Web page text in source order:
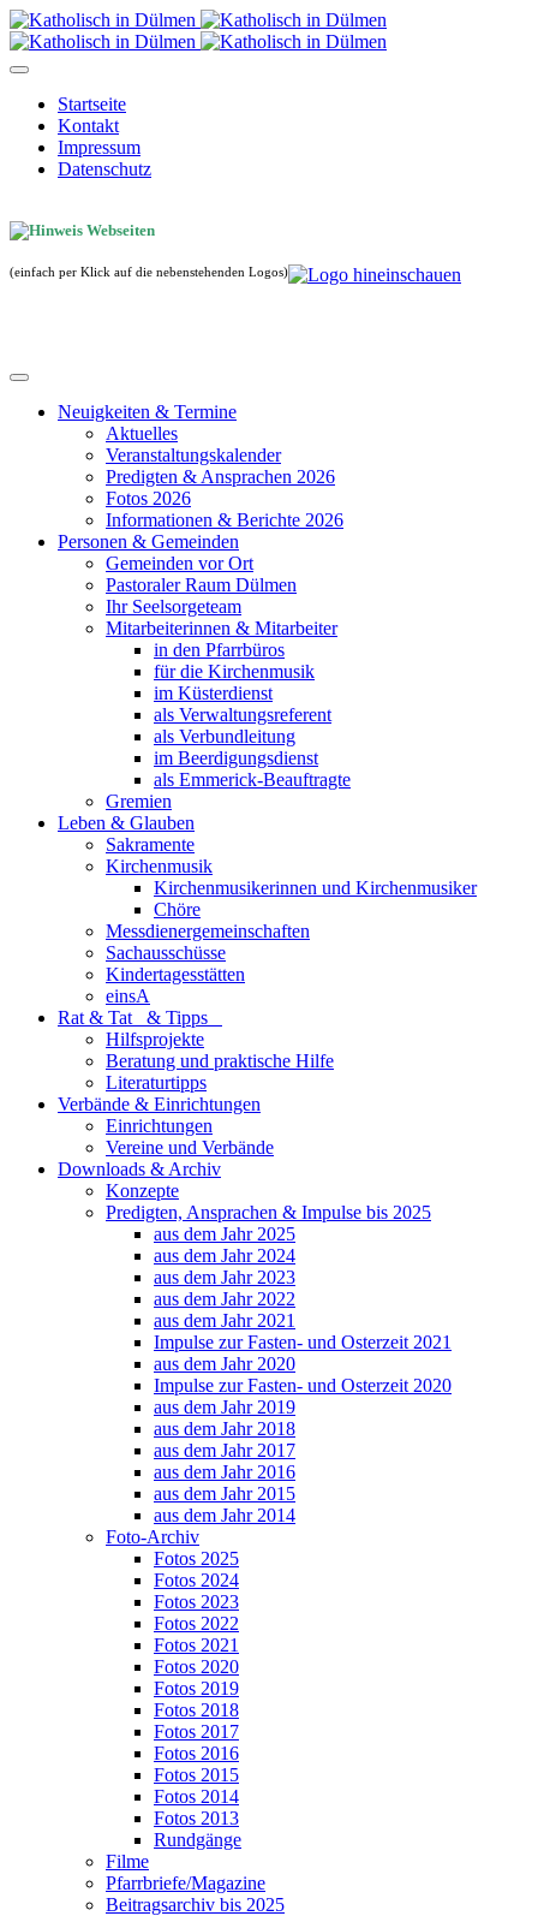
Startseite
Kontakt
Impressum
Datenschutz
(einfach per Klick auf die nebenstehenden Logos)
Neuigkeiten & Termine
Aktuelles
Veranstaltungskalender
Predigten & Ansprachen 2026
Fotos 2026
Informationen & Berichte 2026
Personen & Gemeinden
Gemeinden vor Ort
Pastoraler Raum Dülmen
Ihr Seelsorgeteam
Mitarbeiterinnen & Mitarbeiter
in den Pfarrbüros
für die Kirchenmusik
im Küsterdienst
als Verwaltungsreferent
als Verbundleitung
im Beerdigungsdienst
als Emmerick-Beauftragte
Gremien
Leben & Glauben
Sakramente
Kirchenmusik
Kirchenmusikerinnen und Kirchenmusiker
Chöre
Messdienergemeinschaften
Sachausschüsse
Kindertagesstätten
einsA
Rat & Tat & Tipps
Hilfsprojekte
Beratung und praktische Hilfe
Literaturtipps
Verbände & Einrichtungen
Einrichtungen
Vereine und Verbände
Downloads & Archiv
Konzepte
Predigten, Ansprachen & Impulse bis 2025
aus dem Jahr 2025
aus dem Jahr 2024
aus dem Jahr 2023
aus dem Jahr 2022
aus dem Jahr 2021
Impulse zur Fasten- und Osterzeit 2021
aus dem Jahr 2020
Impulse zur Fasten- und Osterzeit 2020
aus dem Jahr 2019
aus dem Jahr 2018
aus dem Jahr 2017
aus dem Jahr 2016
aus dem Jahr 2015
aus dem Jahr 2014
Foto-Archiv
Fotos 2025
Fotos 2024
Fotos 2023
Fotos 2022
Fotos 2021
Fotos 2020
Fotos 2019
Fotos 2018
Fotos 2017
Fotos 2016
Fotos 2015
Fotos 2014
Fotos 2013
Rundgänge
Filme
Pfarrbriefe/Magazine
Beitragsarchiv bis 2025